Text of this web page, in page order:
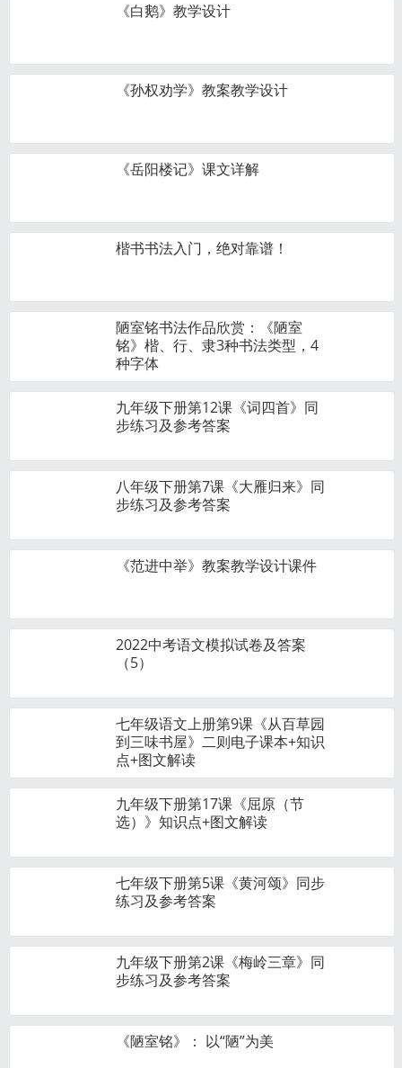
《白鹅》教学设计
《孙权劝学》教案教学设计
《岳阳楼记》课文详解
楷书书法入门，绝对靠谱！
陋室铭书法作品欣赏：《陋室
铭》楷、行、隶3种书法类型，4
种字体
九年级下册第12课《词四首》同
步练习及参考答案
八年级下册第7课《大雁归来》同
步练习及参考答案
《范进中举》教案教学设计课件
2022中考语文模拟试卷及答案
（5）
七年级语文上册第9课《从百草园
到三味书屋》二则电子课本+知识
点+图文解读
九年级下册第17课《屈原（节
选）》知识点+图文解读
七年级下册第5课《黄河颂》同步
练习及参考答案
九年级下册第2课《梅岭三章》同
步练习及参考答案
《陋室铭》： 以“陋”为美